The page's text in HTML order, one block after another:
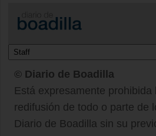
© Diario de Boadilla
Está expresamente
redifusión de todo o parte de
Diario de Boadilla sin su